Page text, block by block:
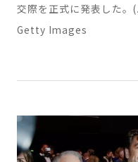
ト・カシラギは、第43回
交際を正式に発表した